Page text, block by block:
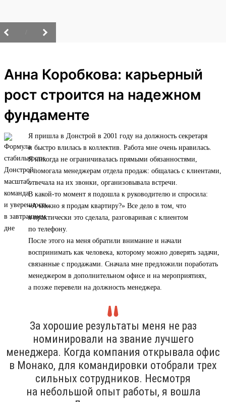
Анна Коробкова: карьерный
рост строится на надежном
фундаменте
Я пришла в Донстрой в 2001 году на должность секретаря
и быстро влилась в коллектив. Работа мне очень нравилась.
Я никогда не ограничивалась прямыми обязанностями,
а помогала менеджерам отдела продаж: общалась с клиентами,
отвечала на их звонки, организовывала встречи.
В какой-то момент я подошла к руководителю и спросила:
«А можно я продам квартиру?» Все дело в том, что
я практически это сделала, разговаривая с клиентом
по телефону.
После этого на меня обратили внимание и начали
воспринимать как человека, которому можно доверять задачи,
связанные с продажами. Сначала мне предложили поработать
менеджером в дополнительном офисе и на мероприятиях,
а позже перевели на должность менеджера.
За хорошие результаты меня не раз
номинировали на звание лучшего
менеджера. Когда компания открывала офис
в Монако, для командировки отобрали трех
сильных сотрудников. Несмотря
на небольшой опыт работы, я вошла